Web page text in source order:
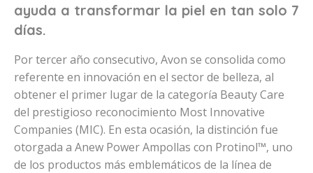
ayuda a transformar la piel en tan solo 7
días.
Por tercer año consecutivo, Avon se consolida como
referente en innovación en el sector de belleza, al
obtener el primer lugar de la categoría Beauty Care
del prestigioso reconocimiento Most Innovative
Companies (MIC). En esta ocasión, la distinción fue
otorgada a Anew Power Ampollas con Protinol™, uno
de los productos más emblemáticos de la línea de